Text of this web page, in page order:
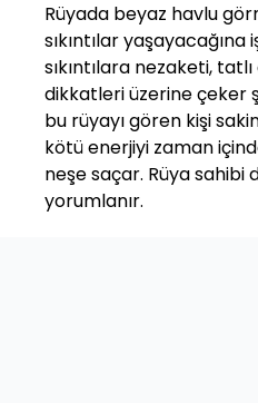
Rüyada beyaz havlu
sıkıntılar
sıkıntılara nezaketi,
dikkatleri üzerine çeker
bu rüyayı gören kişi
kötü enerjiyi zaman
neşe saçar. Rüya sahibi
yorumlanır.